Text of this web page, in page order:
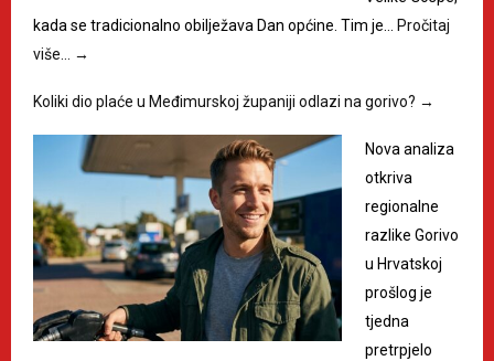
kada se tradicionalno obilježava Dan općine. Tim je…
Pročitaj
više…
→
Koliki dio plaće u Međimurskoj županiji odlazi na gorivo? →
Nova analiza
otkriva
regionalne
razlike Gorivo
u Hrvatskoj
prošlog je
tjedna
pretrpjelo